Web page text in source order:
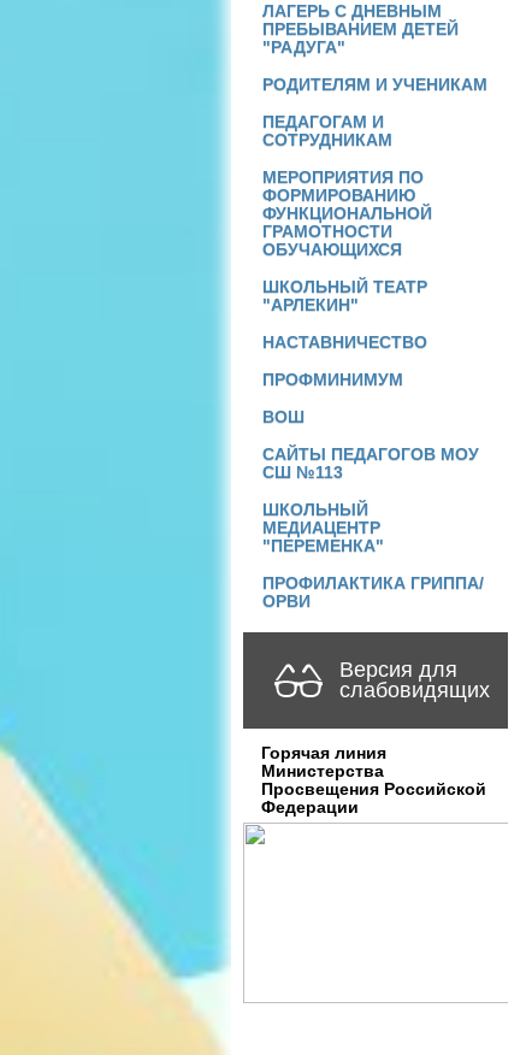
ЛАГЕРЬ С ДНЕВНЫМ
ПРЕБЫВАНИЕМ ДЕТЕЙ
"РАДУГА"
РОДИТЕЛЯМ И УЧЕНИКАМ
ПЕДАГОГАМ И
СОТРУДНИКАМ
МЕРОПРИЯТИЯ ПО
ФОРМИРОВАНИЮ
ФУНКЦИОНАЛЬНОЙ
ГРАМОТНОСТИ
ОБУЧАЮЩИХСЯ
ШКОЛЬНЫЙ ТЕАТР
"АРЛЕКИН"
НАСТАВНИЧЕСТВО
ПРОФМИНИМУМ
ВОШ
САЙТЫ ПЕДАГОГОВ МОУ
СШ №113
ШКОЛЬНЫЙ
МЕДИАЦЕНТР
"ПЕРЕМЕНКА"
ПРОФИЛАКТИКА ГРИППА/
ОРВИ
Версия для
слабовидящих
Горячая линия
Министерства
Просвещения Российской
Федерации